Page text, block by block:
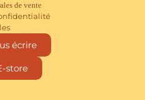
de vente
écrire
store